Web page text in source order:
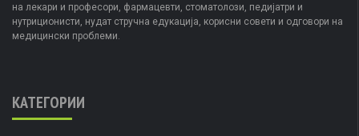
на лекари и професори, фармацевти, стоматолози, педијатри и
нутриционисти, нудат стручна едукација, корисни совети и одговори на
медицински проблеми.
КАТЕГОРИИ